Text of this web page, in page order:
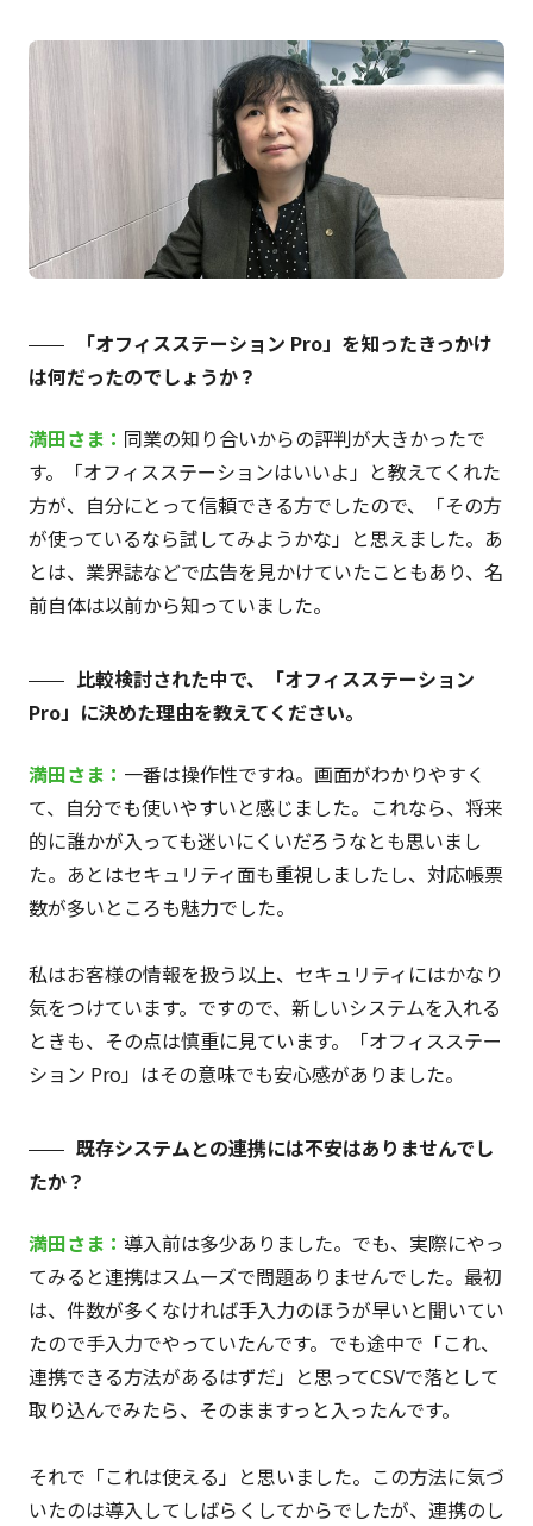
「オフィスステーション Pro」を知ったきっかけ
は何だったのでしょうか？
満田さま： 同業の知り合いからの評判が大きかったで
す。「オフィスステーションはいいよ」と教えてくれた
方が、自分にとって信頼できる方でしたので、「その方
が使っているなら試してみようかな」と思えました。あ
とは、業界誌などで広告を見かけていたこともあり、名
前自体は以前から知っていました。
比較検討された中で、「オフィスステーション
Pro」に決めた理由を教えてください。
満田さま： 一番は操作性ですね。画面がわかりやすく
て、自分でも使いやすいと感じました。これなら、将来
的に誰かが入っても迷いにくいだろうなとも思いまし
た。あとはセキュリティ面も重視しましたし、対応帳票
数が多いところも魅力でした。
私はお客様の情報を扱う以上、セキュリティにはかなり
気をつけています。ですので、新しいシステムを入れる
ときも、その点は慎重に見ています。「オフィスステー
ション Pro」はその意味でも安心感がありました。
既存システムとの連携には不安はありませんでし
たか？
満田さま： 導入前は多少ありました。でも、実際にやっ
てみると連携はスムーズで問題ありませんでした。最初
は、件数が多くなければ手入力のほうが早いと聞いてい
たので手入力でやっていたんです。でも途中で「これ、
連携できる方法があるはずだ」と思ってCSVで落として
取り込んでみたら、そのまますっと入ったんです。
それで「これは使える」と思いました。この方法に気づ
いたのは導入してしばらくしてからでしたが、連携のし